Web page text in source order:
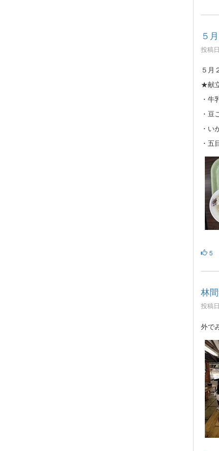
５
投稿
５月
★献
・牛
・豆
・い
・五
5
林
投稿
外で